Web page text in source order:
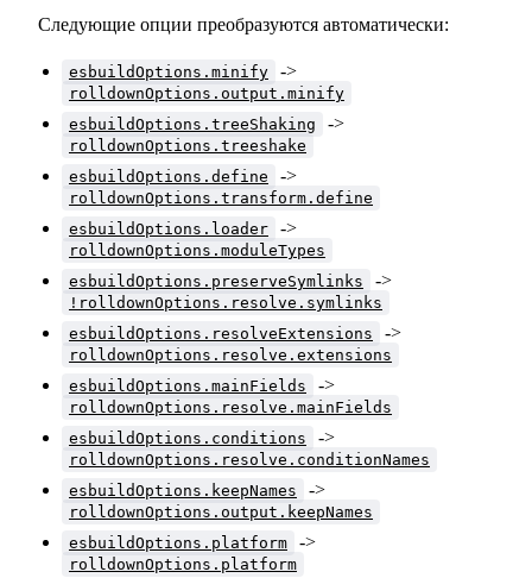
Следующие опции преобразуются автоматически:
esbuildOptions.minify ->
rolldownOptions.output.minify
esbuildOptions.treeShaking
->
rolldownOptions.treeshake
esbuildOptions.define
->
rolldownOptions.transform.define
esbuildOptions.loader
->
rolldownOptions.moduleTypes
esbuildOptions.preserveSymlinks
->
!rolldownOptions.resolve.symlinks
esbuildOptions.resolveExtensions
->
rolldownOptions.resolve.extensions
esbuildOptions.mainFields
->
rolldownOptions.resolve.mainFields
esbuildOptions.conditions
->
rolldownOptions.resolve.conditionNames
esbuildOptions.keepNames
->
rolldownOptions.output.keepNames
esbuildOptions.platform
->
rolldownOptions.platform